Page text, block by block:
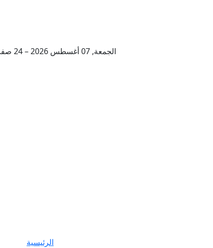
الجمعة, 07 أغسطس 2026 – 24 صفر 1448 هـ
الرئيسية